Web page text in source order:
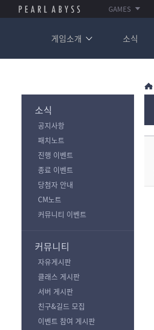
GAMES
게임소개 소식
소식
공지사항
패치노트
진행 이벤트
종료 이벤트
당첨자 안내
CM노트
커뮤니티 이벤트
커뮤니티
자유게시판
클래스 게시판
서버 게시판
친구&길드 모집
이벤트 참여 게시판